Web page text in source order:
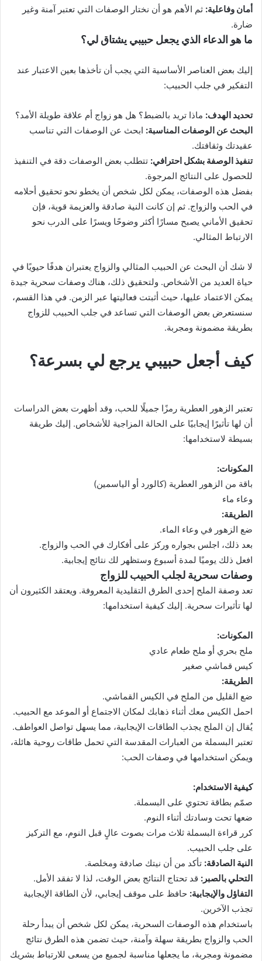
أمان وفاعلية: ثم الأهم هو أن نختار الوصفات التي تعتبر آمنة وغير
ضارة.
ما هو الدعاء الذي يجعل حبيبي يشتاق لي؟
إليك بعض العناصر الأساسية التي يجب أن تأخذها بعين الاعتبار عند
التفكير في جلب الحبيب:
تحديد الهدف: ماذا تريد بالضبط؟ هل هو زواج أم علاقة طويلة الأمد؟
البحث عن الوصفات المناسبة: ابحث عن الوصفات التي تناسب
عقيدتك وثقافتك.
تنفيذ الوصفة بشكل احترافي: تتطلب بعض الوصفات دقة في التنفيذ
للحصول على النتائج المرجوة.
بفضل هذه الوصفات، يمكن لكل شخص أن يخطو نحو تحقيق أحلامه
في الحب والزواج. ثم إن كانت النية صادقة والعزيمة قوية، فإن
تحقيق الأماني يصبح مسارًا أكثر وضوحًا ويسرًا على الدرب نحو
الارتباط المثالي.
لا شك أن البحث عن الحبيب المثالي والزواج يعتبران هدفًا حيويًا في
حياة العديد من الأشخاص. ولتحقيق ذلك، هناك وصفات سحرية جيدة
يمكن الاعتماد عليها، حيث أثبتت فعاليتها عبر الزمن. في هذا القسم،
سنستعرض بعض الوصفات التي تساعد في جلب الحبيب للزواج
بطريقة مضمونة ومجربة.
كيف أجعل حبيبي يرجع لي بسرعة؟
تعتبر الزهور العطرية رمزًا جميلًا للحب، وقد أظهرت بعض الدراسات
أن لها تأثيرًا إيجابيًا على الحالة المزاجية للأشخاص. إليك طريقة
بسيطة لاستخدامها:
المكونات:
باقة من الزهور العطرية (كالورد أو الياسمين)
وعاء ماء
الطريقة:
ضع الزهور في وعاء الماء.
بعد ذلك، اجلس بجواره وركز على أفكارك في الحب والزواج.
افعل ذلك يوميًا لمدة أسبوع وستظهر لك نتائج إيجابية.
وصفات سحرية لجلب الحبيب للزواج
تعد وصفة الملح إحدى الطرق التقليدية المعروفة. ويعتقد الكثيرون أن
لها تأثيرات سحرية. إليك كيفية استخدامها:
المكونات:
ملح بحري أو ملح طعام عادي
كيس قماشي صغير
الطريقة:
ضع القليل من الملح في الكيس القماشي.
احمل الكيس معك أثناء ذهابك لمكان الاجتماع أو الموعد مع الحبيب.
يُقال إن الملح يجذب الطاقات الإيجابية، مما يسهل تواصل العواطف.
تعتبر البسملة من العبارات المقدسة التي تحمل طاقات روحية هائلة،
ويمكن استخدامها في وصفات الحب:
كيفية الاستخدام:
صمّم بطاقة تحتوي على البسملة.
ضعها تحت وسادتك أثناء النوم.
كرر قراءة البسملة ثلاث مرات بصوت عالٍ قبل النوم، مع التركيز
على جلب الحبيب.
النية الصادقة: تأكد من أن نيتك صادقة ومخلصة.
التحلي بالصبر: قد تحتاج النتائج بعض الوقت، لذا لا تفقد الأمل.
التفاؤل والإيجابية: حافظ على موقف إيجابي، لأن الطاقة الإيجابية
تجذب الآخرين.
باستخدام هذه الوصفات السحرية، يمكن لكل شخص أن يبدأ رحلة
الحب والزواج بطريقة سهلة وآمنة، حيث تضمن هذه الطرق نتائج
مضمونة ومجربة، ما يجعلها مناسبة لجميع من يسعى للارتباط بشريك